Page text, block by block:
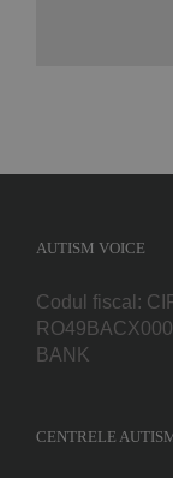
AUTISM VOICE
Codul fiscal:
BANK
CENTRELE